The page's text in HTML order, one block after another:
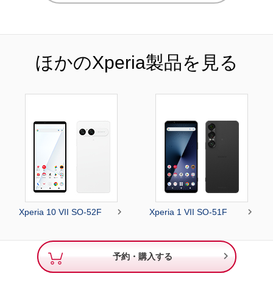
ほかのXperia製品を見る
Xperia 10 VII SO-52F  Xperia 1 VII SO-51F 
予約・購入する 